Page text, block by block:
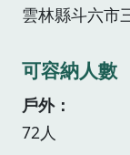
雲林縣斗六市
可容納人數
戶外
72人